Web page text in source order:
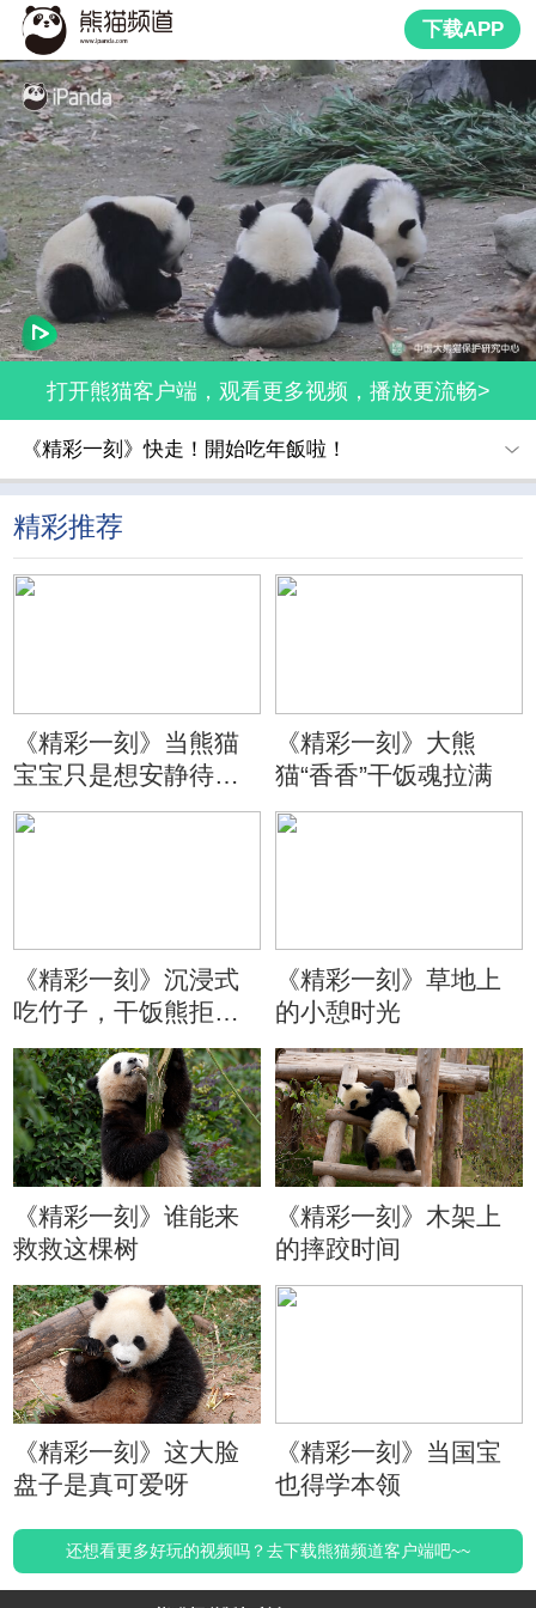
下载APP
打开熊猫客户端，观看更多视频，播放更流畅>
《精彩一刻》快走！開始吃年飯啦！
精彩推荐
《精彩一刻》当熊猫
宝宝只是想安静待会
儿
《精彩一刻》大熊
猫“香香”干饭魂拉满
《精彩一刻》沉浸式
吃竹子，干饭熊拒绝
分心
《精彩一刻》草地上
的小憩时光
《精彩一刻》谁能来
救救这棵树
《精彩一刻》木架上
的摔跤时间
《精彩一刻》这大脸
盘子是真可爱呀
《精彩一刻》当国宝
也得学本领
还想看更多好玩的视频吗？去下载熊猫频道客户端吧~~